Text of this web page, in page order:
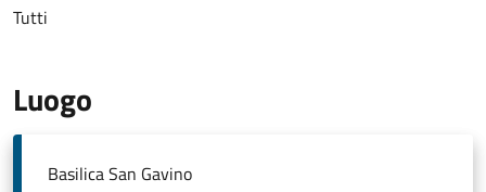
Tutti
Luogo
Basilica San Gavino